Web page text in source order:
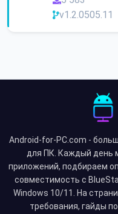
v1.2.0505.11
Android-for-PC.com -
для ПК. Каждый день
приложений, подбираем
совместимость с
Windows 10/11. На
требования, гайды